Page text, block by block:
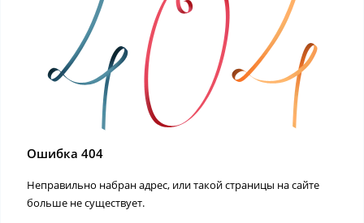
Ошибка 404
Неправильно набран адрес, или такой страницы на сайте
больше не существует.